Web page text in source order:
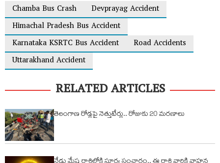
Chamba Bus Crash
Devprayag Accident
Himachal Pradesh Bus Accident
Karnataka KSRTC Bus Accident
Road Accidents
Uttarakhand Accident
RELATED ARTICLES
తెలంగాణ రోడ్లపై నెత్తుటేర్లు.. రోజుకు 20 మరణాలు